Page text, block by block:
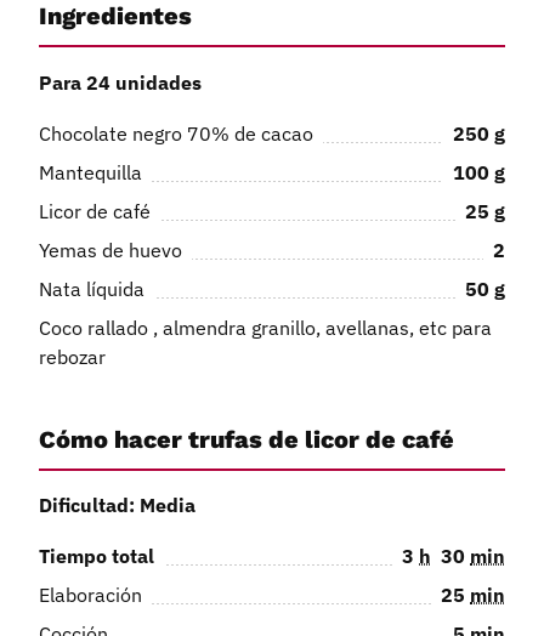
Ingredientes
Para 24 unidades
Chocolate negro 70% de cacao 250 g
Mantequilla
100 g
Licor de café
25 g
Yemas de huevo
2
Nata líquida
50 g
Coco rallado , almendra granillo, avellanas, etc para
rebozar
Cómo hacer trufas de licor de café
Dificultad: Media
Tiempo total 3 h 30 min
Elaboración
25 min